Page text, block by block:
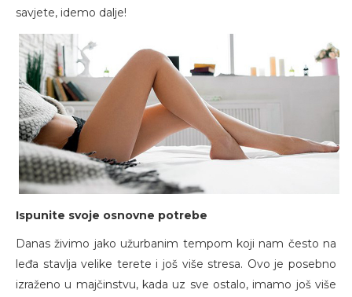
savjete, idemo dalje!
Ispunite svoje osnovne potrebe
Danas živimo jako užurbanim tempom koji nam često na
leđa stavlja velike terete i još više stresa. Ovo je posebno
izraženo u majčinstvu, kada uz sve ostalo, imamo još više